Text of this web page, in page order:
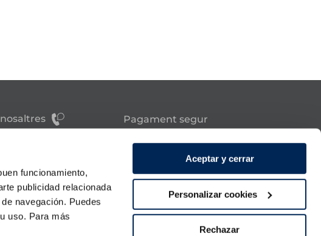
funcionamiento,
publicidad relacionada
navegación. Puedes
uso. Para más
Aceptar y cerrar
Personalizar cookies
Rechazar
de 9:00 a 21:00h.
el diumenge.
Pagament segur
Síguenos